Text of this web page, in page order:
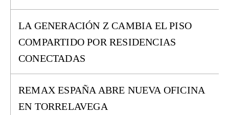
LA GENERACIÓN Z CAMBIA EL PISO
COMPARTIDO POR RESIDENCIAS
CONECTADAS
REMAX ESPAÑA ABRE NUEVA OFICINA
EN TORRELAVEGA